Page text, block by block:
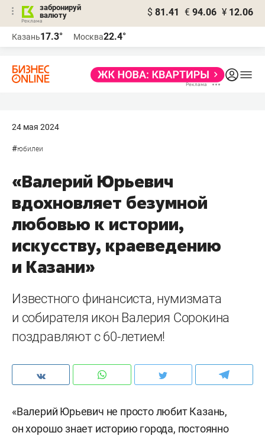
забронируй
валюту
$ 81.41 € 94.06 ¥ 12.06
Казань17.3° Москва22.4°
24 мая 2024
#юбилеи
«Валерий Юрьевич
вдохновляет безумной
любовью к истории,
искусству, краеведению
и Казани»
Известного финансиста, нумизмата
и собирателя икон Валерия Сорокина
поздравляют с 60-летием!
«Валерий Юрьевич не просто любит Казань,
он хорошо знает историю города, постоянно